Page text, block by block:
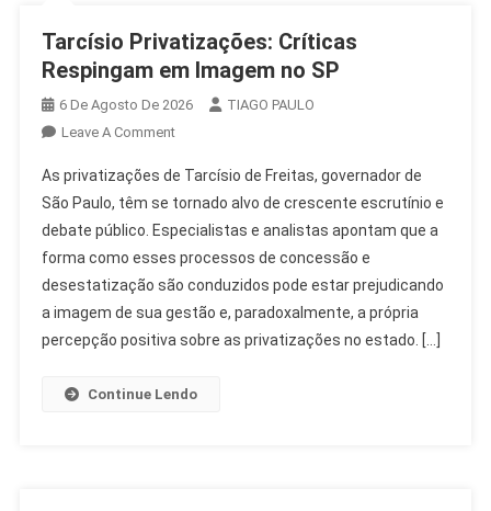
Tarcísio Privatizações: Críticas
Respingam em Imagem no SP
6 De Agosto De 2026
TIAGO PAULO
Leave A CommentOn
Privatizações:
Críticas
Respingam
Em
Imagem
No
SP
As privatizações de Tarcísio de Freitas, governador de
São Paulo, têm se tornado alvo de crescente escrutínio e
debate público. Especialistas e analistas apontam que a
forma como esses processos de concessão e
desestatização são conduzidos pode estar prejudicando
a imagem de sua gestão e, paradoxalmente, a própria
percepção positiva sobre as privatizações no estado. […]
Continue Lendo